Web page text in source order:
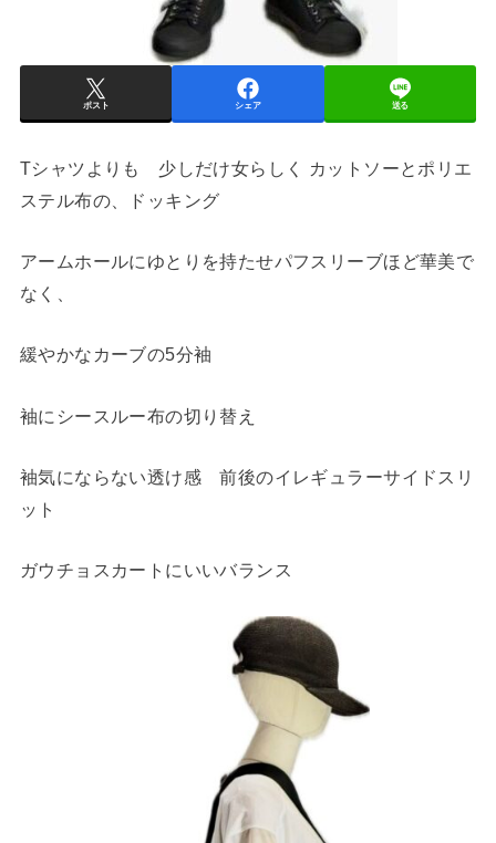
ポスト シェア 送る
Tシャツよりも 少しだけ女らしく カットソーとポリエ
ステル布の、ドッキング
アームホールにゆとりを持たせパフスリーブほど華美で
なく、
緩やかなカーブの5分袖
袖にシースルー布の切り替え
袖気にならない透け感 前後のイレギュラーサイドスリ
ット
ガウチョスカートにいいバランス